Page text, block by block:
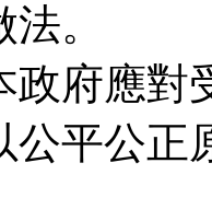
。
政府應對
公平公正